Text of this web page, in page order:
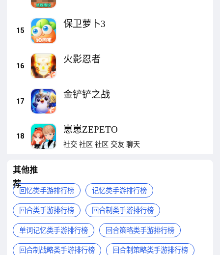
15
保卫萝卜3
16
火影忍者
17
金铲铲之战
18
崽崽ZEPETO
社交 社区 社区 交友 聊天
其他推
荐
回忆类手游排行榜 记忆类手游排行榜
回合类手游排行榜 回合制类手游排行榜
单词记忆类手游排行榜 回合策略类手游排行榜
回合制战略类手游排行榜 回合制策略类手游排行榜